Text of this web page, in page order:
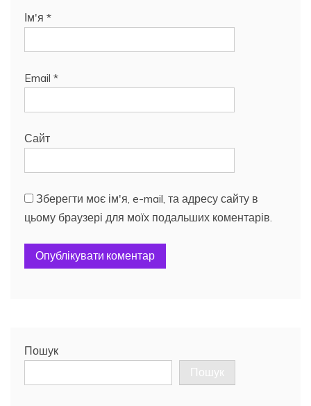
Ім'я *
Email *
Сайт
Зберегти моє ім'я, e-mail, та адресу сайту в
цьому браузері для моїх подальших коментарів.
Пошук
Пошук